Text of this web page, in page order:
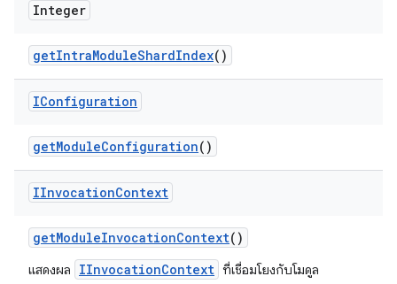
Integer
getIntraModuleShardIndex()
IConfiguration
getModuleConfiguration()
IInvocationContext
getModuleInvocationContext()
แสดงผล IInvocationContext ที่เชื่อมโยงกับโมดูล